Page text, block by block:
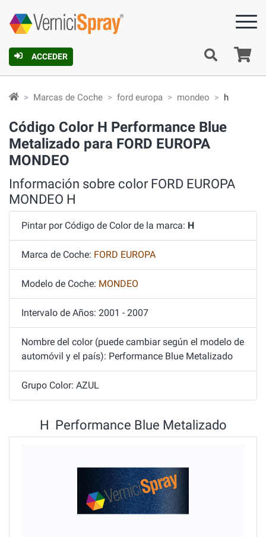
ACCEDER
Marcas de Coche ford europa mondeo h
Código Color H Performance Blue
Metalizado para FORD EUROPA
MONDEO
Información sobre color FORD EUROPA
MONDEO H
Pintar por Código de Color de la marca: H
Marca de Coche: FORD EUROPA
Modelo de Coche: MONDEO
Intervalo de Años: 2001 - 2007
Nombre del color (puede cambiar según el modelo de
automóvil y el país): Performance Blue Metalizado
Grupo Color: AZUL
H Performance Blue Metalizado